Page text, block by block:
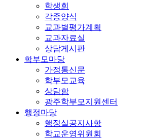
학생회
각종양식
교과별평가계획
교과자료실
상담게시판
학부모마당
가정통신문
학부모교육
상담함
광주학부모지원센터
행정마당
행정실공지사항
학교운영위원회